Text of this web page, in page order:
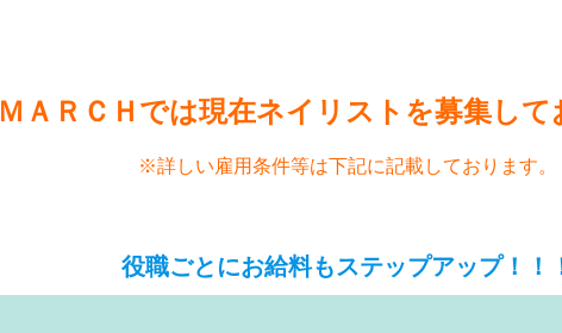
ＭＡＲＣＨでは現在ネイリストを募集して
※詳しい雇用条件等は下記に記載しております。
役職ごとにお給料もステップアップ！ ！